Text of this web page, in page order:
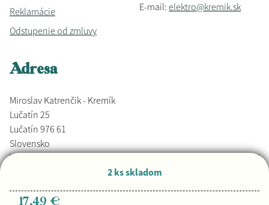
2 ks skladom
17,49 €
Reklamácie
Odstupenie od zmluvy
E-mail: elektro@kremik.sk
Adresa
Miroslav Katrenčik - Kremík
Lučatín 25
Lučatín 976 61
Slovensko